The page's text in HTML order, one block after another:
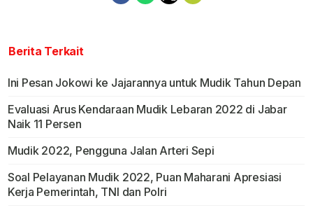
Berita Terkait
Ini Pesan Jokowi ke Jajarannya untuk Mudik Tahun Depan
Evaluasi Arus Kendaraan Mudik Lebaran 2022 di Jabar
Naik 11 Persen
Mudik 2022, Pengguna Jalan Arteri Sepi
Soal Pelayanan Mudik 2022, Puan Maharani Apresiasi
Kerja Pemerintah, TNI dan Polri